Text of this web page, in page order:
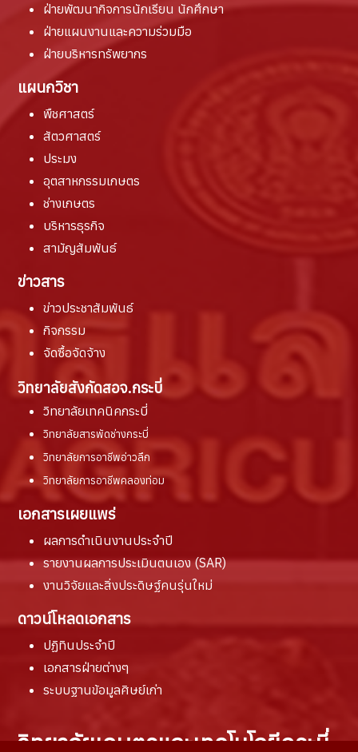
ฝ่ายพัฒนากิจการนักเรียน นักศึกษา
ฝ่ายแผนงานและความร่วมมือ
ฝ่ายบริหารทรัพยากร
แผนกวิชา
พืชศาสตร์
สัตวศาสตร์
ประมง
อุตสาหกรรมเกษตร
ช่างเกษตร
บริหารธุรกิจ
สามัญสัมพันธ์
ข่าวสาร
ข่าวประชาสัมพันธ์
กิจกรรม
จัดซื้อจัดจ้าง
วิทยาลัยสังกัดสอจ.กระบี่
วิทยาลัยเทคนิคกระบี่
วิทยาลัยสารพัดช่างกระบี่
วิทยาลัยการอาชีพอ่าวลึก
วิทยาลัยการอาชีพคลองท่อม
เอกสารเผยแพร่
ผลการดำเนินงานประจำปี
รายงานผลการประเมินตนเอง (SAR)
งานวิจัยและสิ่งประดิษฐ์คนรุ่นใหม่
ดาวน์โหลดเอกสาร
ปฏิทินประจำปี
เอกสารฝ่ายต่างๆ
ระบบฐานข้อมูลศิษย์เก่า
วิทยาลัยเกษตรและเทคโนโลยีกระบี่